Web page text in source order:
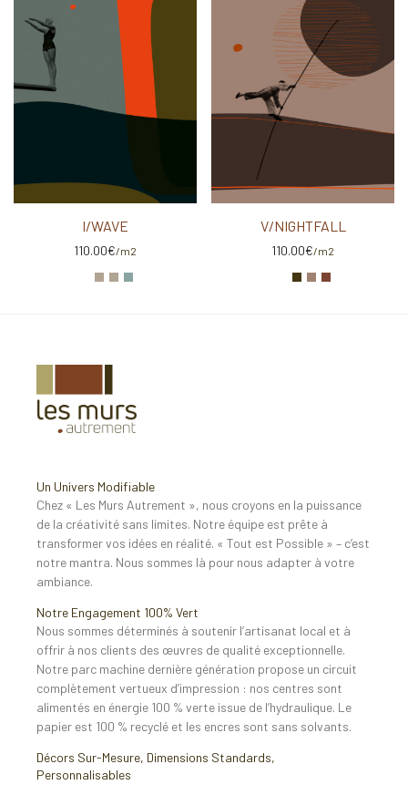
I/WAVE
110.00€/m2
V/NIGHTFALL
110.00€/m2
Un Univers Modifiable
Chez « Les Murs Autrement », nous croyons en la puissance
de la créativité sans limites. Notre équipe est prête à
transformer vos idées en réalité. « Tout est Possible » – c’est
notre mantra. Nous sommes là pour nous adapter à votre
ambiance.
Notre Engagement 100% Vert
Nous sommes déterminés à soutenir l’artisanat local et à
offrir à nos clients des œuvres de qualité exceptionnelle.
Notre parc machine dernière génération propose un circuit
complètement vertueux d’impression : nos centres sont
alimentés en énergie 100 % verte issue de l’hydraulique. Le
papier est 100 % recyclé et les encres sont sans solvants.
Décors Sur-Mesure, Dimensions Standards,
Personnalisables